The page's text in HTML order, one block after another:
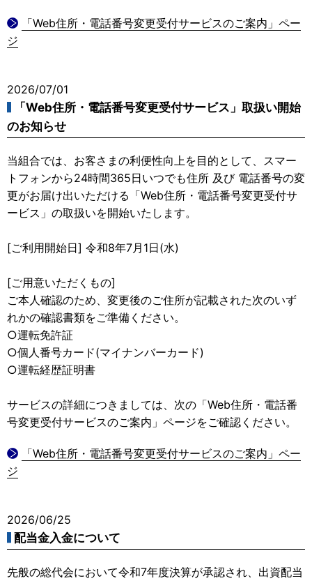
「Web住所・電話番号変更受付サービスのご案内」ペー
ジ
2026/07/01
「Web住所・電話番号変更受付サービス」取扱い開始
のお知らせ
当組合では、お客さまの利便性向上を目的として、スマー
トフォンから24時間365日いつでも住所 及び 電話番号の変
更がお届け出いただける「Web住所・電話番号変更受付サ
ービス」の取扱いを開始いたします。
[ご利用開始日] 令和8年7月1日(水)
[ご用意いただくもの]
ご本人確認のため、変更後のご住所が記載された次のいず
れかの確認書類をご準備ください。
○運転免許証
○個人番号カード(マイナンバーカード)
○運転経歴証明書
サービスの詳細につきましては、次の「Web住所・電話番
号変更受付サービスのご案内」ページをご確認ください。
「Web住所・電話番号変更受付サービスのご案内」ペー
ジ
2026/06/25
配当金入金について
先般の総代会において令和7年度決算が承認され、出資配当